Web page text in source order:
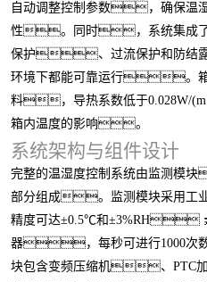
自动调整控制参数，确保温
性。同时，系统集成
保护、过流保护和防结
环境下都能可靠运行。箱
料，导热系数低于0.028W/
箱内温度的影响。
系统架构与组件设计
完整的温湿度控制系统由监测模
部分组成。监测模块采用
精度可达±0.5℃和±3%RH；
器，每秒可进行1000次
块包含变频压缩机、PTC加